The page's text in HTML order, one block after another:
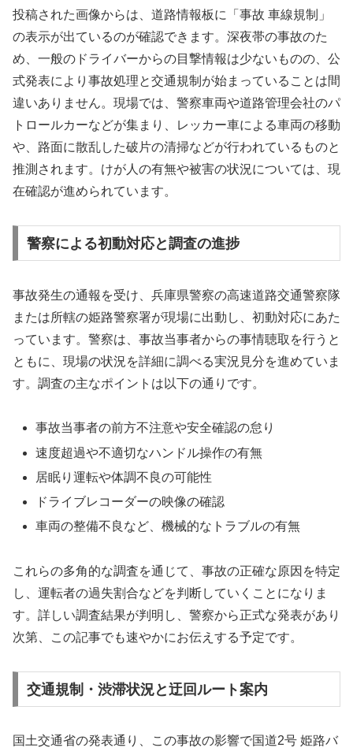
投稿された画像からは、道路情報板に「事故 車線規制」
の表示が出ているのが確認できます。深夜帯の事故のた
め、一般のドライバーからの目撃情報は少ないものの、公
式発表により事故処理と交通規制が始まっていることは間
違いありません。現場では、警察車両や道路管理会社のパ
トロールカーなどが集まり、レッカー車による車両の移動
や、路面に散乱した破片の清掃などが行われているものと
推測されます。けが人の有無や被害の状況については、現
在確認が進められています。
警察による初動対応と調査の進捗
事故発生の通報を受け、兵庫県警察の高速道路交通警察隊
または所轄の姫路警察署が現場に出動し、初動対応にあた
っています。警察は、事故当事者からの事情聴取を行うと
ともに、現場の状況を詳細に調べる実況見分を進めていま
す。調査の主なポイントは以下の通りです。
事故当事者の前方不注意や安全確認の怠り
速度超過や不適切なハンドル操作の有無
居眠り運転や体調不良の可能性
ドライブレコーダーの映像の確認
車両の整備不良など、機械的なトラブルの有無
これらの多角的な調査を通じて、事故の正確な原因を特定
し、運転者の過失割合などを判断していくことになりま
す。詳しい調査結果が判明し、警察から正式な発表があり
次第、この記事でも速やかにお伝えする予定です。
交通規制・渋滞状況と迂回ルート案内
国土交通省の発表通り、この事故の影響で国道2号 姫路バ